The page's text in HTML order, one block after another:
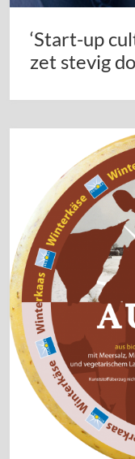
‘Start-up
zet stevig